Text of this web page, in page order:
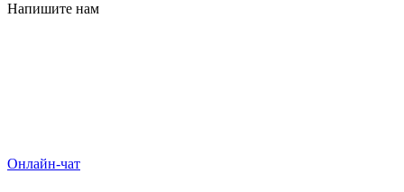
Напишите нам
Онлайн-чат